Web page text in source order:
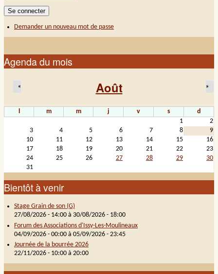
Demander un nouveau mot de passe
Agenda du mois
Août
« »
m m j v s
d
1
2
3
4 5 6 7 8
9
10
11 12 13 14 15
16
17
18 19 20 21 22
23
24
25 26 27 28 29
30
31
Bientôt à venir
Stage Grain de son (G)
27/08/2026 - 14:00 à 30/08/2026 - 18:00
Forum des Associations d'Issy-Les-Moulineaux
04/09/2026 - 00:00 à 05/09/2026 - 23:45
Journée de la bourrée 2026
22/11/2026 - 10:00 à 20:00